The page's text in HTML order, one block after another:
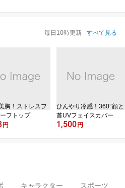
毎日10時更新 すべて見る
胸！ストレスフ
フトップ
円
ひんやり冷感！360°顔と
首UVフェイスカバー
1,500 円
キャラクター スポーツ